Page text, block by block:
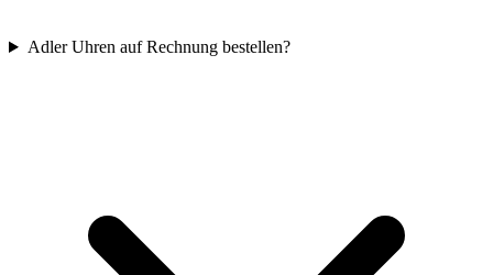
Adler Uhren auf Rechnung bestellen?